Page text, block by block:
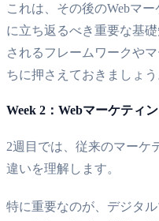
これは、その後のWebマ
に立ち返るべき重要な基
されるフレームワークや
ちに押さえておきましょう
Week 2：Webマーケティ
2週目では、従来のマーケ
違いを理解します。
特に重要なのが、デジタ